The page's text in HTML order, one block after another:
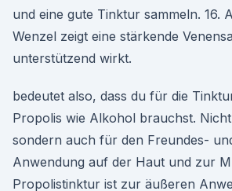
und eine gute Tinktur sammeln. 16.
Wenzel zeigt eine stärkende
unterstützend wirkt.
bedeutet also, dass du für die
Propolis wie Alkohol brauchst.
sondern auch für den Freundes-
Anwendung auf der Haut und zur
Propolistinktur ist zur äußeren